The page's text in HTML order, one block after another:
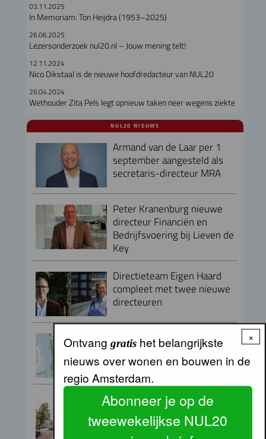
03.11.2025
In Memoriam: Ton Heijdra (1953–2025)
26.06.2025
Lezersonderzoek nul20.nl – Jouw mening telt!
12.11.2024
Nico Dikstaal is de nieuwe hoofdredacteur van NUL20
26.04.2024
Wethouder Zita Pels legt opnieuw taken neer wegens ziekte
NUL20 NIEUWS
Armand van de Laar per 1
september aangesteld als
secretaris-directeur MRA
Peter Kranenburg nieuwe
directeur Financiën en
Bedrijfsvoering bij Lieven de
Key
Directieteam Eigen Haard
compleet met twee nieuwe
directeuren
Baaibuurt West moet
eigenzinnige woon-
werkwijk worden
NVM: meer keuze op de
woningmarkt in Q2
×
Ontvang gratishet belangrijkste
nieuws over wonen en bouwen in de
regio Amsterdam.
Abonneer je op de
tweewekelijkse NUL20